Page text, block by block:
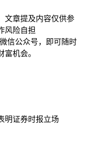
文章提及内容仅供参
风险自担
信公众号，即可随时
机会。
明证券时报立场